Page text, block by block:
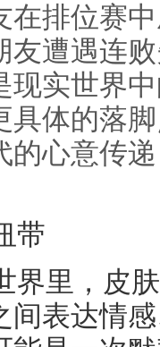
在排位赛
友遭遇连
现实世界
具体的落
的心意传
带
界里，皮
间表达情